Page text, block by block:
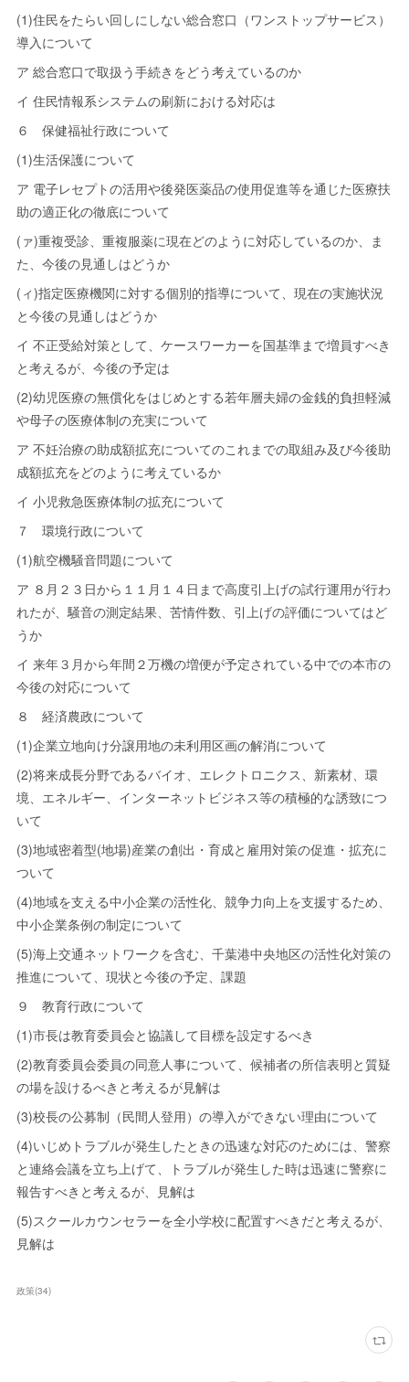
(1)住民をたらい回しにしない総合窓口（ワンストップサービス）
導入について
ア 総合窓口で取扱う手続きをどう考えているのか
イ 住民情報系システムの刷新における対応は
６ 保健福祉行政について
(1)生活保護について
ア 電子レセプトの活用や後発医薬品の使用促進等を通じた医療扶
助の適正化の徹底について
(ァ)重複受診、重複服薬に現在どのように対応しているのか、ま
た、今後の見通しはどうか
(ィ)指定医療機関に対する個別的指導について、現在の実施状況
と今後の見通しはどうか
イ 不正受給対策として、ケースワーカーを国基準まで増員すべき
と考えるが、今後の予定は
(2)幼児医療の無償化をはじめとする若年層夫婦の金銭的負担軽減
や母子の医療体制の充実について
ア 不妊治療の助成額拡充についてのこれまでの取組み及び今後助
成額拡充をどのように考えているか
イ 小児救急医療体制の拡充について
７ 環境行政について
(1)航空機騒音問題について
ア ８月２３日から１１月１４日まで高度引上げの試行運用が行わ
れたが、騒音の測定結果、苦情件数、引上げの評価についてはど
うか
イ 来年３月から年間２万機の増便が予定されている中での本市の
今後の対応について
８ 経済農政について
(1)企業立地向け分譲用地の未利用区画の解消について
(2)将来成長分野であるバイオ、エレクトロニクス、新素材、環
境、エネルギー、インターネットビジネス等の積極的な誘致につ
いて
(3)地域密着型(地場)産業の創出・育成と雇用対策の促進・拡充に
ついて
(4)地域を支える中小企業の活性化、競争力向上を支援するため、
中小企業条例の制定について
(5)海上交通ネットワークを含む、千葉港中央地区の活性化対策の
推進について、現状と今後の予定、課題
９ 教育行政について
(1)市長は教育委員会と協議して目標を設定するべき
(2)教育委員会委員の同意人事について、候補者の所信表明と質疑
の場を設けるべきと考えるが見解は
(3)校長の公募制（民間人登用）の導入ができない理由について
(4)いじめトラブルが発生したときの迅速な対応のためには、警察
と連絡会議を立ち上げて、トラブルが発生した時は迅速に警察に
報告すべきと考えるが、見解は
(5)スクールカウンセラーを全小学校に配置すべきだと考えるが、
見解は
政策(34)